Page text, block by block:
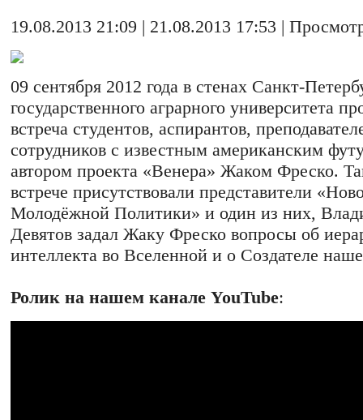
19.08.2013 21:09 | 21.08.2013 17:53 |
09 сентября 2012 года в стенах Санкт-
государственного аграрного университета
встреча студентов, аспирантов,
сотрудников с известным американским
автором проекта «Венера» Жаком Фреско.
встрече присутствовали представители
Молодёжной Политики» и один из них,
Девятов задал Жаку Фреско вопросы об
интеллекта во Вселенной и о Создателе
Ролик на нашем канале YouTube: